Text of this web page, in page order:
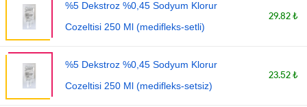
%5 Dekstroz %0,45 Sodyum Klorur
Cozeltisi 250 Ml (medifleks-setli)
29.82 ₺
%5 Dekstroz %0,45 Sodyum Klorur
Cozeltisi 250 Ml (medifleks-setsiz)
23.52 ₺